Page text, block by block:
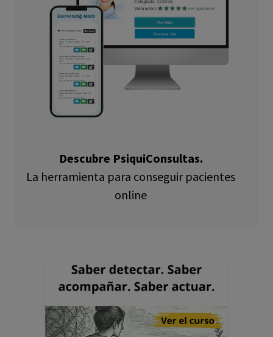
Descubre PsiquiConsultas.
La herramienta para conseguir pacientes
online